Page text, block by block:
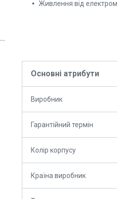
Живлення від
Основні атрибути
Виробник
Гарантійний термін
Колір корпусу
Країна виробник